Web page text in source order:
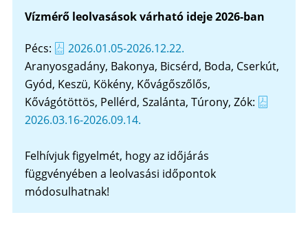
Vízmérő leolvasások várható ideje 2026-ban
Pécs:
2026.01.05-2026.12.22.
Aranyosgadány, Bakonya, Bicsérd, Boda, Cserkút,
Gyód, Keszü, Kökény, Kővágőszőlős,
Kővágótöttös, Pellérd, Szalánta, Túrony, Zók:
2026.03.16-2026.09.14.
Felhívjuk figyelmét, hogy az időjárás
függvényében a leolvasási időpontok
módosulhatnak!